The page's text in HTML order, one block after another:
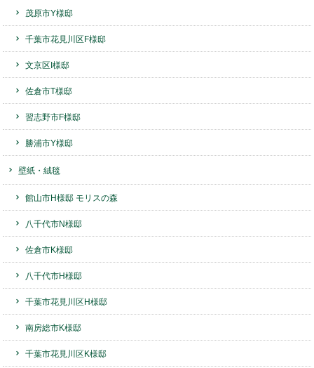
茂原市Y様邸
千葉市花見川区F様邸
文京区I様邸
佐倉市T様邸
習志野市F様邸
勝浦市Y様邸
壁紙・絨毯
館山市H様邸 モリスの森
八千代市N様邸
佐倉市K様邸
八千代市H様邸
千葉市花見川区H様邸
南房総市K様邸
千葉市花見川区K様邸